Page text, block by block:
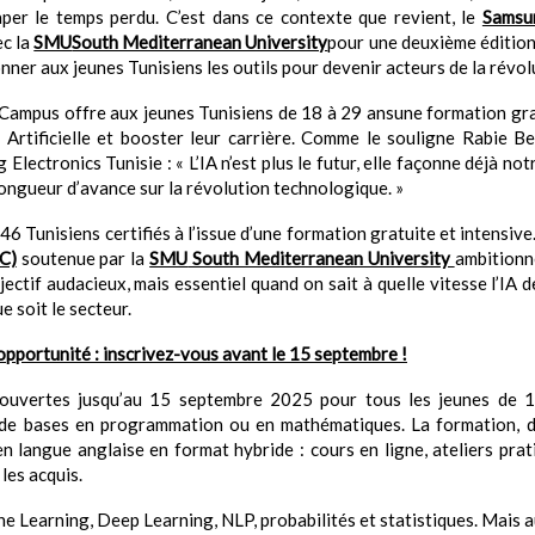
le temps perdu. C’est dans ce contexte que revient, le
laSMUSouth Mediterranean Universitypour une deuxième
aux jeunes Tunisiens les outils pour devenir acteurs de la
offre aux jeunes Tunisiens de 18 à 29 ansune formation
Artificielle et booster leur carrière. Comme le souligne Rabie
Electronics Tunisie : « L’IA n’est plus le futur, elle façonne déjà
d’avance sur la révolution technologique. »
Tunisiens certifiés à l’issue d’une formation gratuite et
soutenue par laSMU South Mediterranean University
audacieux, mais essentiel quand on sait à quelle vitesse l’IA
soit le secteur.
: inscrivez-vous avant le 15 septembre !
jusqu’au 15 septembre 2025 pour tous les jeunes de
bases en programmation ou en mathématiques. La formation,
langue anglaise en format hybride : cours en ligne, ateliers
acquis.
Learning, Deep Learning, NLP, probabilités et statistiques. Mais